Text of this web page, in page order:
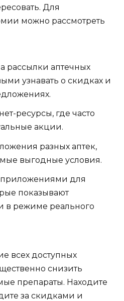
Для
можно рассмотреть
рассылки аптечных
узнавать о скидках и
ресурсы, где часто
акции.
разных аптек,
выгодные условия.
приложениями для
показывают
в режиме реального
всех доступных
снизить
препараты. Находите
за скидками и